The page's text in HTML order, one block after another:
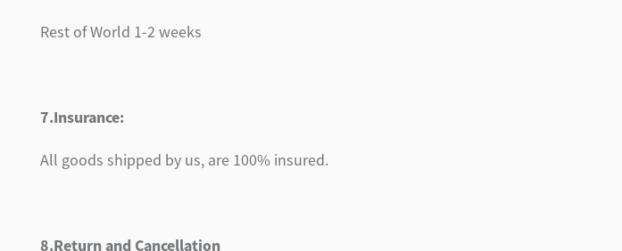
Rest of World 1-2 weeks
7.Insurance:
All goods shipped by us, are 100% insured.
8.Return and Cancellation